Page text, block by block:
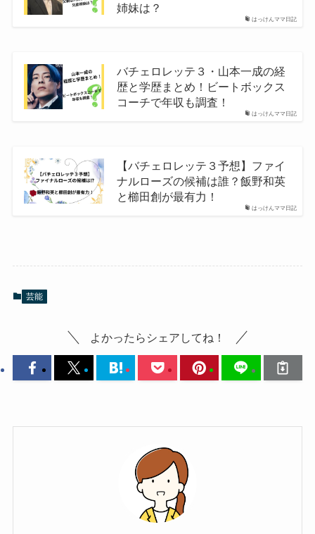
はっけんママ日記
姉妹は？
はっけんママ日記
バチェロレッテ３・山本一成の経
歴と学歴まとめ！ビートボックス
コーチで年収も調査！
はっけんママ日記
【バチェロレッテ３予想】ファイ
ナルローズの候補は誰？飯野和英
と櫛田創が最有力！
芸能
よかったらシェアしてね！